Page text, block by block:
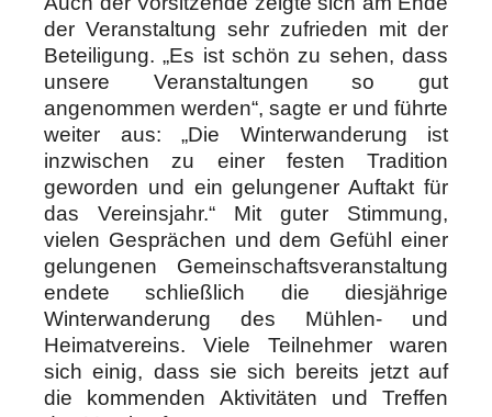
der Veranstaltung sehr zufrieden mit der
Beteiligung. „Es ist schön zu sehen, dass
unsere Veranstaltungen so gut
angenommen werden“, sagte er und führte
weiter aus: „Die Winterwanderung ist
inzwischen zu einer festen Tradition
geworden und ein gelungener Auftakt für
das Vereinsjahr.“ Mit guter Stimmung,
vielen Gesprächen und dem Gefühl einer
gelungenen Gemeinschaftsveranstaltung
endete schließlich die diesjährige
Winterwanderung des Mühlen- und
Heimatvereins. Viele Teilnehmer waren
sich einig, dass sie sich bereits jetzt auf
die kommenden Aktivitäten und Treffen